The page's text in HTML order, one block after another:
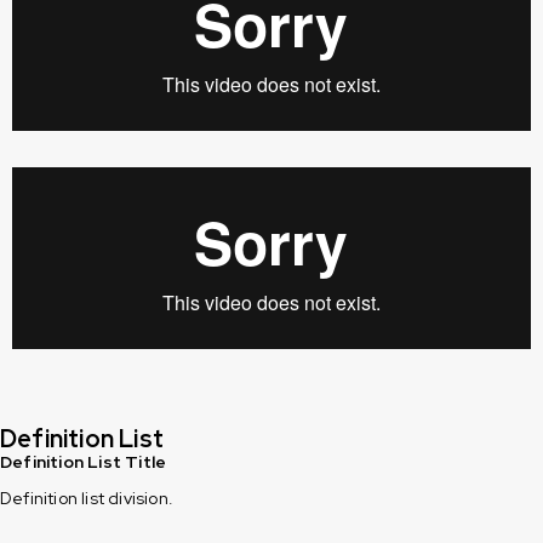
Definition List
Definition List Title
Definition list division.